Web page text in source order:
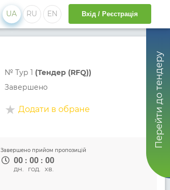
UA RU EN Вхід / Реєстрація
Перейти до тендеру
№ Тур 1 (Тендер (RFQ))
Завершено
Додати в обране
Завершено прийом пропозицій
00 : 00 : 00
дн. год. хв.